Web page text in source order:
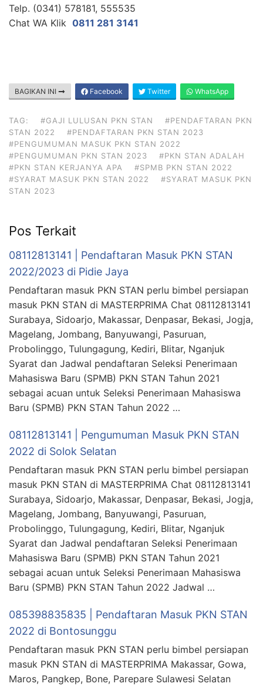
Telp. (0341) 578181, 555535
Chat WA Klik 0811 281 3141
BAGIKAN INI Facebook Twitter WhatsApp
TAG: #GAJI LULUSAN PKN STAN
#PENDAFTARAN PKN
STAN 2022
#PENDAFTARAN PKN STAN 2023
#PENGUMUMAN MASUK PKN STAN 2022
#PENGUMUMAN PKN STAN 2023
#PKN STAN ADALAH
#PKN STAN KERJANYA APA
#SPMB PKN STAN 2022
#SYARAT MASUK PKN STAN 2022
#SYARAT MASUK PKN
STAN 2023
Pos Terkait
08112813141 | Pendaftaran Masuk PKN STAN
2022/2023 di Pidie Jaya
Pendaftaran masuk PKN STAN perlu bimbel persiapan
masuk PKN STAN di MASTERPRIMA Chat 08112813141
Surabaya, Sidoarjo, Makassar, Denpasar, Bekasi, Jogja,
Magelang, Jombang, Banyuwangi, Pasuruan,
Probolinggo, Tulungagung, Kediri, Blitar, Nganjuk
Syarat dan Jadwal pendaftaran Seleksi Penerimaan
Mahasiswa Baru (SPMB) PKN STAN Tahun 2021
sebagai acuan untuk Seleksi Penerimaan Mahasiswa
Baru (SPMB) PKN STAN Tahun 2022 …
08112813141 | Pengumuman Masuk PKN STAN
2022 di Solok Selatan
Pendaftaran masuk PKN STAN perlu bimbel persiapan
masuk PKN STAN di MASTERPRIMA Chat 08112813141
Surabaya, Sidoarjo, Makassar, Denpasar, Bekasi, Jogja,
Magelang, Jombang, Banyuwangi, Pasuruan,
Probolinggo, Tulungagung, Kediri, Blitar, Nganjuk
Syarat dan Jadwal pendaftaran Seleksi Penerimaan
Mahasiswa Baru (SPMB) PKN STAN Tahun 2021
sebagai acuan untuk Seleksi Penerimaan Mahasiswa
Baru (SPMB) PKN STAN Tahun 2022 Jadwal …
085398835835 | Pendaftaran Masuk PKN STAN
2022 di Bontosunggu
Pendaftaran masuk PKN STAN perlu bimbel persiapan
masuk PKN STAN di MASTERPRIMA Makassar, Gowa,
Maros, Pangkep, Bone, Parepare Sulawesi Selatan